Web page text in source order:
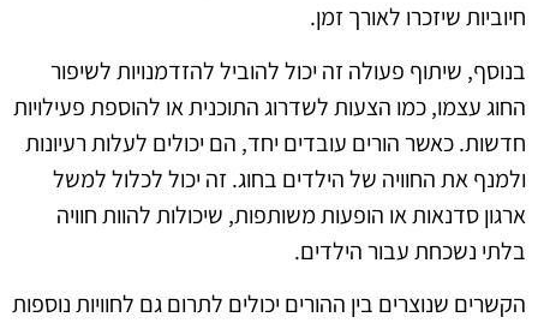
חיוביות שיזכרו לאורך זמן.
בנוסף, שיתוף פעולה זה יכול להוביל להזדמנויות לשיפור
החוג עצמו, כמו הצעות לשדרוג התוכנית או להוספת פעילויות
חדשות. כאשר הורים עובדים יחד, הם יכולים לעלות רעיונות
ולמנף את החוויה של הילדים בחוג. זה יכול לכלול למשל
ארגון סדנאות או הופעות משותפות, שיכולות להוות חוויה
בלתי נשכחת עבור הילדים.
הקשרים שנוצרים בין ההורים יכולים לתרום גם לחוויות נוספות